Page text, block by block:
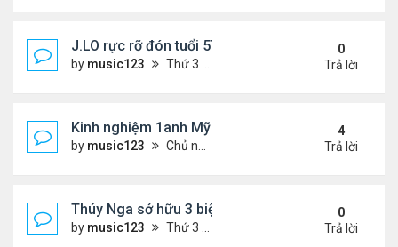
J.LO rực rỡ đón tuổi 57 trên đất Âu
by music123 Thứ 3 Tháng 7 28, 2026 5:56 pm
0
Trả lời
Kinh nghiệm 1anh Mỹ đến VN: "Đây là một đất
by music123 Chủ nhật Tháng 7 26, 2026 6:13 am
4
Trả lời
Thúy Nga sở hữu 3 biệt thự triệu USD ở Mỹ
by music123 Thứ 3 Tháng 7 28, 2026 5:01 pm
0
Trả lời